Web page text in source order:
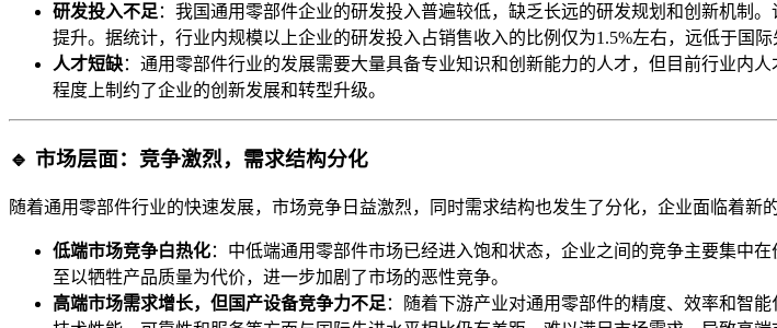
研发投入不足 ：我国通用零部件企业的研发投入普遍较低，缺乏长远的研发规划和创新机制
提升。据统计，行业内规模以上企业的研发投入占销售收入的比例仅为1.5%左右，远低于国际
人才短缺：通用零部件行业的发展需要大量具备专业知识和创新能力的人才，但目前行业内
程度上制约了企业的创新发展和转型升级。
🔹 市场层面：竞争激烈，需求结构分化
随着通用零部件行业的快速发展，市场竞争日益激烈，同时需求结构也发生了分化，企业面临着新的
低端市场竞争白热化：中低端通用零部件市场已经进入饱和状态，企业之间的竞争主要集中
至以牺牲产品质量为代价，进一步加剧了市场的恶性竞争。
高端市场需求增长，但国产设备竞争力不足 ：随着下游产业对通用零部件的精度、效率和智